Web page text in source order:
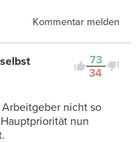
Kommentar melden
73
34
nicht so
nun